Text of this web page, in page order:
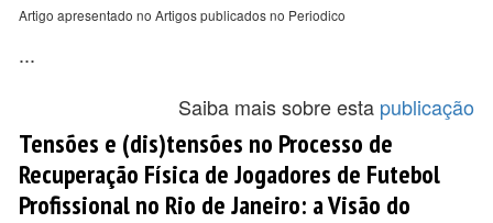
Artigo apresentado no Artigos publicados no Periodico
...
Saiba mais sobre esta publicação
Tensões e (dis)tensões no Processo de
Recuperação Física de Jogadores de Futebol
Profissional no Rio de Janeiro: a Visão do